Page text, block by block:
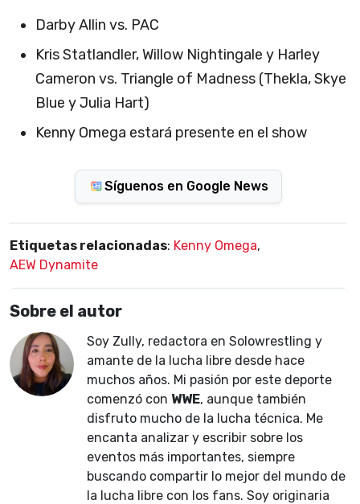
Darby Allin vs. PAC
Kris Statlandler, Willow Nightingale y Harley
Cameron vs. Triangle of Madness (Thekla, Skye
Blue y Julia Hart)
Kenny Omega estará presente en el show
Síguenos en Google News
Etiquetas relacionadas: Kenny Omega,
AEW Dynamite
Sobre el autor
Soy Zully, redactora en Solowrestling y
amante de la lucha libre desde hace
muchos años. Mi pasión por este deporte
comenzó con WWE, aunque también
disfruto mucho de la lucha técnica. Me
encanta analizar y escribir sobre los
eventos más importantes, siempre
buscando compartir lo mejor del mundo de
la lucha libre con los fans. Soy originaria